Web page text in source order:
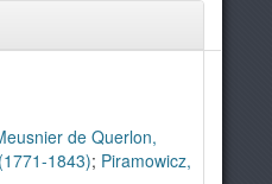
de Querlon,
1843); Piramowicz,